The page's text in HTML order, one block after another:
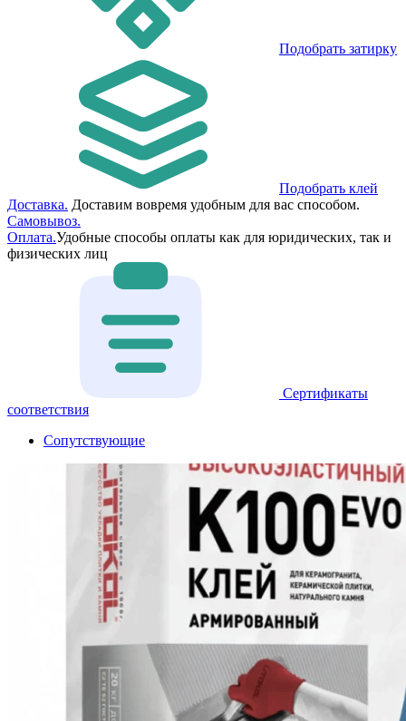
Подобрать затирку
Подобрать клей
Доставка. Доставим вовремя удобным для вас способом.
Самовывоз.
Оплата.Удобные способы оплаты как для юридических, так и
физических лиц
Сертификаты
соответствия
Сопутствующие